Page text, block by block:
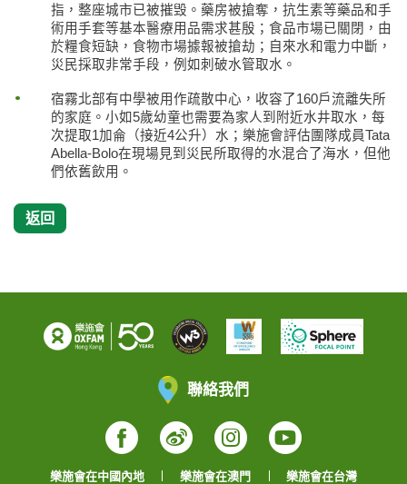
指，整座城市已被摧毁。藥房被搶奪，抗生素等藥品和手
術用手套等基本醫療用品需求甚殷；食品市場已關閉，由
於糧食短缺，食物市場據報被搶劫；自來水和電力中斷，
災民採取非常手段，例如刺破水管取水。
宿霧北部有中學被用作疏散中心，收容了160戶流離失所
的家庭。小如5歲幼童也需要為家人到附近水井取水，每
次提取1加侖（接近4公升）水；樂施會評估團隊成員Tata
Abella-Bolo在現場見到災民所取得的水混合了海水，但他
們依舊飲用。
返回
聯絡我們
Facebook
WeiboInstagram
YouTube
樂施會在中國內地 樂施會在澳門 樂施會在台灣